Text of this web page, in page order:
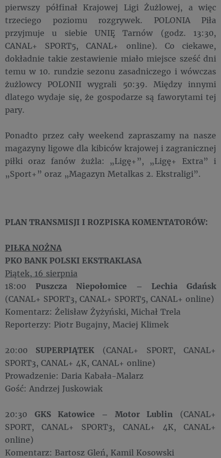
pierwszy półfinał Krajowej Ligi Żużlowej, a więc
trzeciego poziomu rozgrywek. POLONIA Piła
przyjmuje u siebie UNIĘ Tarnów (godz. 13:30,
CANAL+ SPORT5, CANAL+ online). Co ciekawe,
dokładnie takie zestawienie miało miejsce sześć dni
temu w 10. rundzie sezonu zasadniczego i wówczas
żużlowcy POLONII wygrali 50:39. Między innymi
dlatego wydaje się, że gospodarze są faworytami tej
pary.
Ponadto przez cały weekend zapraszamy na nasze
magazyny ligowe dla kibiców krajowej i zagranicznej
piłki oraz fanów żużla: „Ligę+”, „Ligę+ Extra” i
„Sport+” oraz „Magazyn Metalkas 2. Ekstraligi”.
PLAN TRANSMISJI I ROZPISKA KOMENTATORÓW:
PIŁKA NOŻNA
PKO BANK POLSKI EKSTRAKLASA
Piątek, 16 sierpnia
18:00Puszcza Niepołomice – Lechia Gdańsk
(CANAL+ SPORT3, CANAL+ SPORT5, CANAL+ online)
Komentarz: Żelisław Żyżyński, Michał Trela
Reporterzy: Piotr Bugajny, Maciej Klimek
20:00 SUPERPIĄTEK (CANAL+ SPORT, CANAL+
SPORT3, CANAL+ 4K, CANAL+ online)
Prowadzenie: Daria Kabała-Malarz
Gość: Andrzej Juskowiak
20:30 GKS Katowice – Motor Lublin (CANAL+
SPORT, CANAL+ SPORT3, CANAL+ 4K, CANAL+
online)
Komentarz: Bartosz Gleń, Kamil Kosowski